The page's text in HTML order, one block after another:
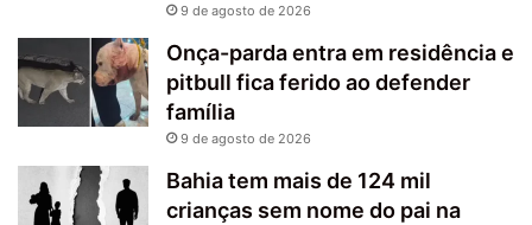
9 de agosto de 2026
Onça-parda entra em residência e
pitbull fica ferido ao defender
família
9 de agosto de 2026
Bahia tem mais de 124 mil
crianças sem nome do pai na